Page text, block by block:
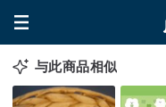
与此商品相似